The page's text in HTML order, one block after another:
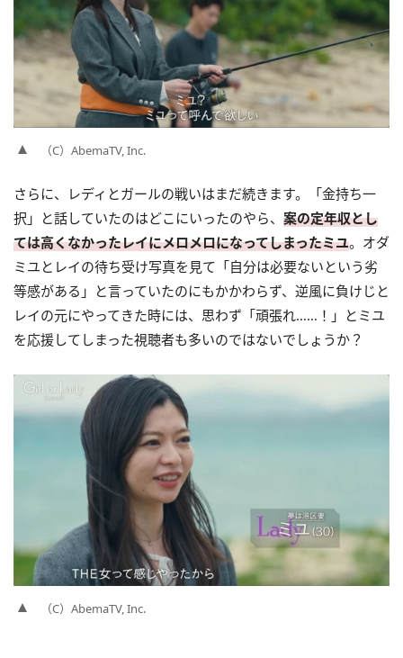
（C）AbemaTV, Inc.
さらに、レディとガールの戦いはまだ続きます。「金持ち一
択」と話していたのはどこにいったのやら、 案の定年収とし
ては高くなかったレイにメロメロになってしまったミユ。オダ
ミユとレイの待ち受け写真を見て「自分は必要ないという劣
等感がある」と言っていたのにもかかわらず、逆風に負けじと
レイの元にやってきた時には、思わず「頑張れ……！」とミユ
を応援してしまった視聴者も多いのではないでしょうか？
（C）AbemaTV, Inc.